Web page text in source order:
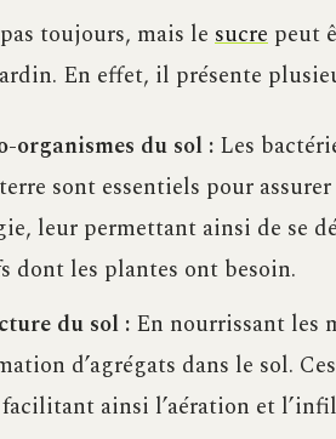
toujours, mais le sucre peut
En effet, il présente
du sol :Les
sont essentiels pour
leur permettant ainsi de se
dont les plantes ont besoin.
du sol :En nourrissant les
d’agrégats dans le sol.
ainsi l’aération et